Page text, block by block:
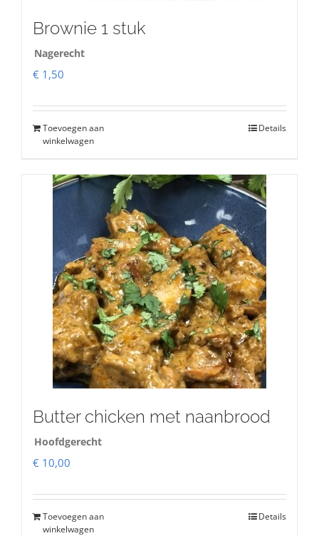
Brownie 1 stuk
Nagerecht
€ 1,50
Toevoegen aan
winkelwagen
Details
Butter chicken met naanbrood
Hoofdgerecht
€ 10,00
Toevoegen aan
winkelwagen
Details